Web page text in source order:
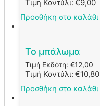
Τιμή Κοντύλι: €9,00
Προσθήκη στο καλάθι
Το μπάλωμα
Τιμή Εκδότη: €12,00
Τιμή Κοντύλι: €10,80
Προσθήκη στο καλάθι